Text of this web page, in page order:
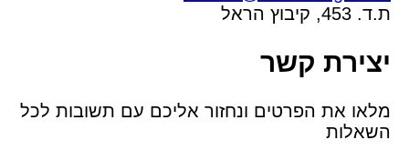
ת.ד. 453, קיבוץ הראל
יצירת קשר
מלאו את הפרטים ונחזור אליכם עם תשובות לכל
השאלות